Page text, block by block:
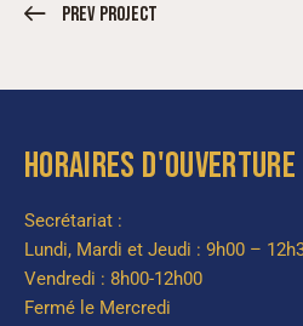
Prev Project
HORAIRES D'OUVERTURE
Secrétariat :
Lundi, Mardi et Jeudi : 9h00 –
Vendredi : 8h00-12h00
Fermé le Mercredi